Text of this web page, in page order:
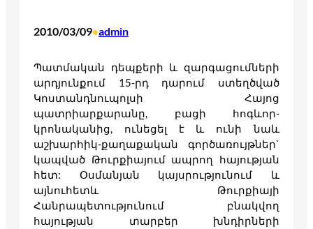
2010/03/09•admin
Պատմական դեպքերի և զարգացումների
արդյունքում 15-րդ դարում ստեղծված
Կոստանդնուպոլսի Հայոց
պատրիարքարանը, բացի հոգևոր-
կրոնականից, ունեցել է և ունի նաև
աշխարհիկ-քաղաքական գործառույթներ`
կապված Թուրքիայում ապրող հայության
հետ: Օսմանյան կայսրությունում և
այնուհետև Թուրքիայի
Հանրապետությունում բնակվող
հայության տարբեր խնդիրների